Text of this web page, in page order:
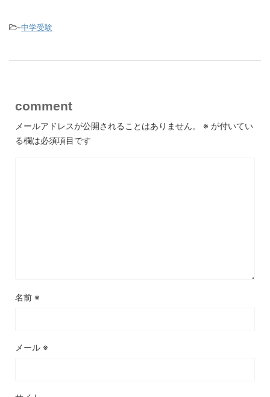
-中学受験
comment
メールアドレスが公開されることはありません。 ※ が付いてい
る欄は必須項目です
名前 ※
メール ※